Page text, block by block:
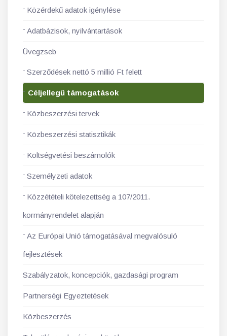
Közérdekű adatok igénylése
Adatbázisok, nyilvántartások
Üvegzseb
Szerződések nettó 5 millió Ft felett
Céljellegű támogatások
Közbeszerzési tervek
Közbeszerzési statisztikák
Költségvetési beszámolók
Személyzeti adatok
Közzétételi kötelezettség a 107/2011.
kormányrendelet alapján
Az Európai Unió támogatásával megvalósuló
fejlesztések
Szabályzatok, koncepciók, gazdasági program
Partnerségi Egyeztetések
Közbeszerzés